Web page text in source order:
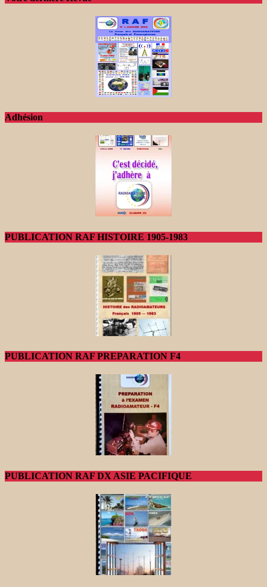
Adhésion
PUBLICATION RAF HISTOIRE 1905-1983
PUBLICATION RAF PREPARATION F4
PUBLICATION RAF DX ASIE PACIFIQUE